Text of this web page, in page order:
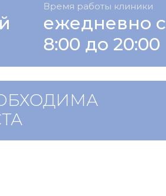
ежедневно с
8:00 до 20:00
Время работы клиники